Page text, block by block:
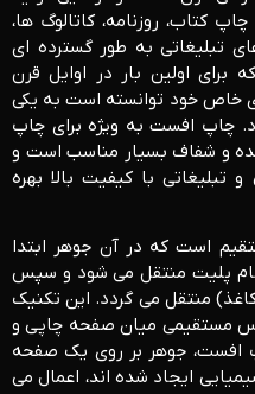
کتاب، روزنامه، کاتالوگ‌ ها،
تبلیغاتی به‌ طور گسترده ‌ای
اولین بار در اوایل قرن
خاص خود توانسته است به یکی
چاپ افست به‌ ویژه برای چاپ
و شفاف بسیار مناسب است و
تبلیغاتی با کیفیت بالا بهره‌
است که در آن جوهر ابتدا
پلیت منتقل می ‌شود و سپس
منتقل می ‌گردد. این تکنیک
مستقیمی میان صفحه چاپی و
افست، جوهر بر روی یک صفحه
ایجاد شده ‌اند، اعمال می‌